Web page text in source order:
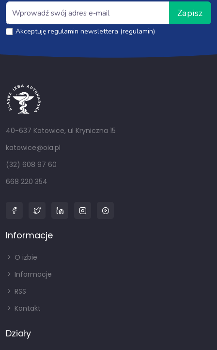
Zapisz
Akceptuję regulamin newslettera (regulamin)
40-637 Katowice, ul Kryniczna 15
katowice@oia.pl
(32) 608 97 60
668 220 354
Informacje
O izbie
Informacje
RSS
Kontakt
Działy